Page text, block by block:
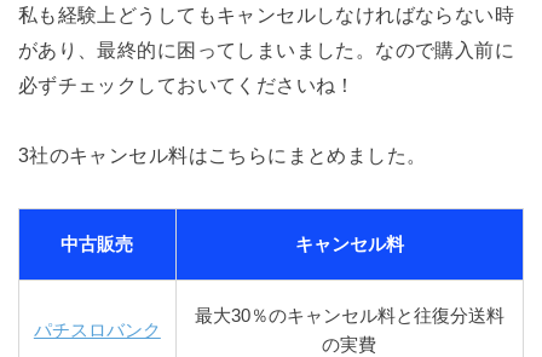
私も経験上どうしてもキャンセルしなければならない時
があり、最終的に困ってしまいました。なので購入前に
必ずチェックしておいてくださいね！
3社のキャンセル料はこちらにまとめました。
中古販売 キャンセル料
パチスロバンク
最大30％のキャンセル料と往復分送料
の実費